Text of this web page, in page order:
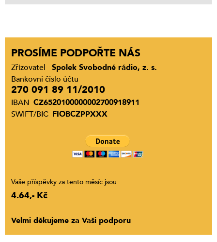
PROSÍME PODPOŘTE NÁS
Zřizovatel
Spolek Svobodné rádio, z. s.
Bankovní číslo účtu
270 091 89 11/2010
IBAN CZ6520100000002700918911
SWIFT/BIC FIOBCZPPXXX
Vaše příspěvky za tento měsíc jsou
4.64,- Kč
Velmi děkujeme za Vaši podporu